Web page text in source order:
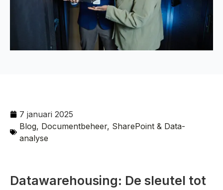
7 januari 2025
Blog, Documentbeheer, SharePoint & Data-
analyse
Datawarehousing: De sleutel tot